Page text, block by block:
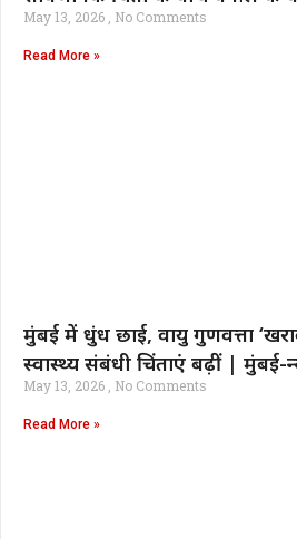
करना पड़ता है | भारत समाचार
May 13, 2026 No Comments
Read More »
मुंबई में धुंध छाई, वायु गुणवत्ता
स्वास्थ्य संबंधी चिंताएं बढ़ीं | मुंबई-
May 13, 2026 No Comments
Read More »